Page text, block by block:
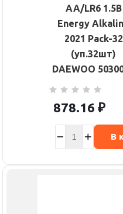
AA/LR6 1.5В
Energy
2021 Pack-32
(уп.32шт)
DAEWOO
878.16 ₽
В